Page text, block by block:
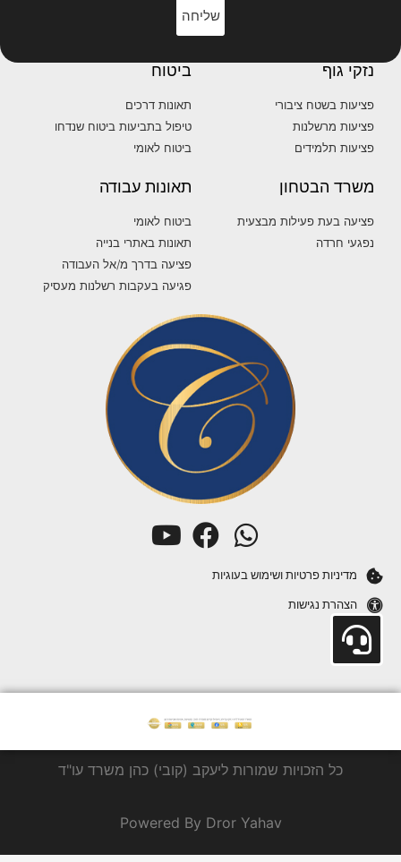
שליחה
נזקי גוף
פציעות בשטח ציבורי
פציעות מרשלנות
פציעות תלמידים
ביטוח
תאונות דרכים
טיפול בתביעות ביטוח שנדחו
ביטוח לאומי
משרד הבטחון
פציעה בעת פעילות מבצעית
נפגעי חרדה
תאונות עבודה
ביטוח לאומי
תאונות באתרי בנייה
פציעה בדרך מ/אל העבודה
פגיעה בעקבות רשלנות מעסיק
מדיניות פרטיות ושימוש בעוגיות
הצהרת נגישות
כל הזכויות שמורות ליעקב (קובי) כהן משרד עו"ד
Powered By Dror Yahav